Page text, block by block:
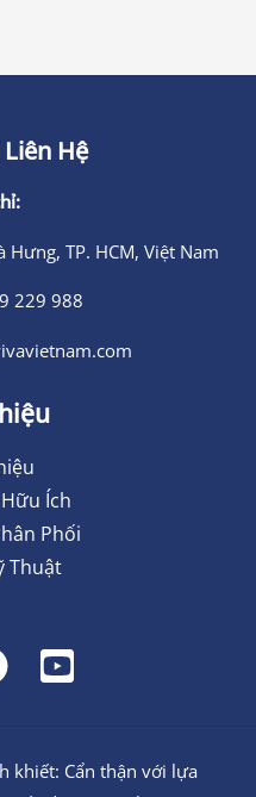
Hệ
Hưng, TP. HCM, Việt Nam
229 988
Ích
Phối
Thuật